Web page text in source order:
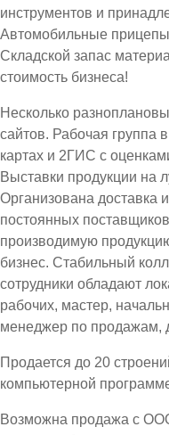
инструментов и
Автомобильные прицепы
Складской запас
стоимость бизнеса!
Несколько
сайтов. Рабочая группа
картах и 2ГИС с
Выставки продукции на
Организована доставка
постоянных
производимую
бизнес. Стабильный
сотрудники обладают
рабочих, мастер,
менеджер по продажам,
Продается до 20
компьютерной
Возможна продажа с